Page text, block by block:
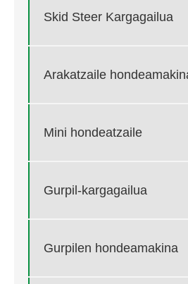
Skid Steer Kargagailua
Arakatzaile
Mini hondeatzaile
Gurpil-kargagailua
Gurpilen hondeamakina